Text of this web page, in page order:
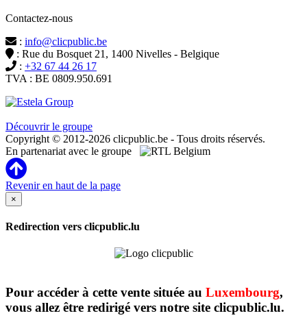
Contactez-nous
: info@clicpublic.be
: Rue du Bosquet 21, 1400 Nivelles - Belgique
: +32 67 44 26 17
TVA : BE 0809.950.691
Découvrir le groupe
Copyright © 2012-2026 clicpublic.be - Tous droits réservés.
En partenariat avec le groupe
Revenir en haut de la page
×
Redirection vers clicpublic.lu
Pour accéder à cette vente située au Luxembourg,
vous allez être redirigé vers notre site clicpublic.lu.